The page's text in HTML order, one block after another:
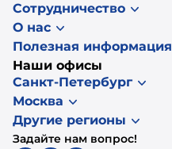
Сотрудничество
О нас
Полезная информация
Наши офисы
Санкт-Петербург
Москва
Другие регионы
Задайте нам вопрос!